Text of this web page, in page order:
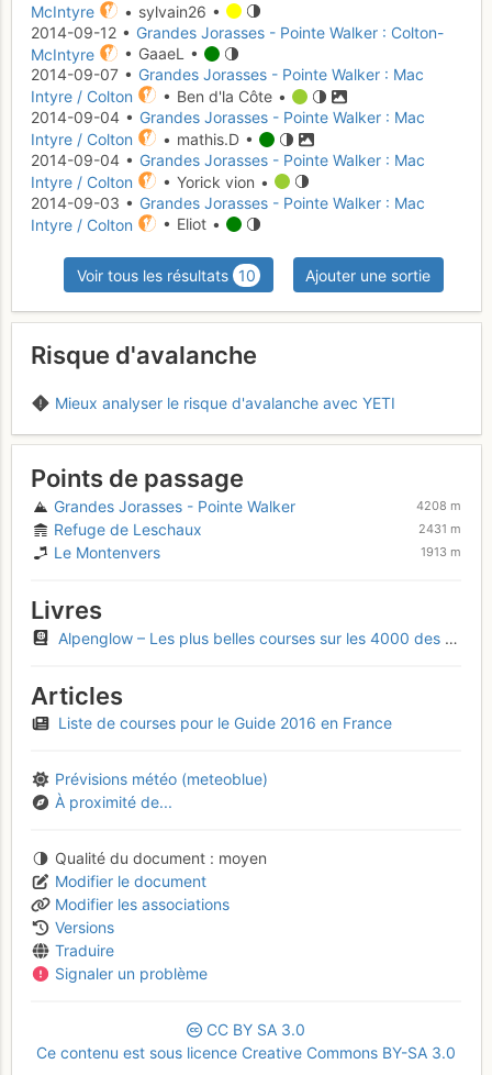
McIntyre
• sylvain26 •
2014-09-12 • Grandes Jorasses - Pointe Walker : Colton-
McIntyre
• GaaeL •
2014-09-07 • Grandes Jorasses - Pointe Walker : Mac
Intyre / Colton
• Ben d'la Côte •
2014-09-04 • Grandes Jorasses - Pointe Walker : Mac
Intyre / Colton
• mathis.D •
2014-09-04 • Grandes Jorasses - Pointe Walker : Mac
Intyre / Colton
• Yorick vion •
2014-09-03 • Grandes Jorasses - Pointe Walker : Mac
Intyre / Colton
• Eliot •
Voir tous les résultats 10 Ajouter une sortie
Risque d'avalanche
Mieux analyser le risque d'avalanche avec YETI
Points de passage
Grandes Jorasses - Pointe Walker 4208 m
Refuge de Leschaux 2431 m
Le Montenvers 1913 m
Livres
Alpenglow – Les plus belles courses sur les 4000 des Alpes
Articles
Liste de courses pour le Guide 2016 en France
Prévisions météo (meteoblue)
À proximité de...
Qualité du document
moyen
Modifier le document
Modifier les associations
Versions
Traduire
Signaler un problème
CC BY SA 3.0
Ce contenu est sous licence Creative Commons BY-SA 3.0